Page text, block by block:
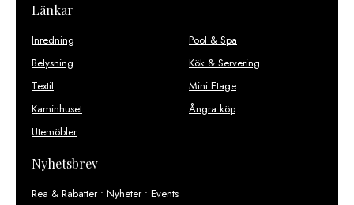
Länkar
Inredning
Belysning
Textil
Kaminhuset
Utemöbler
Pool & Spa
Kök & Servering
Mini Etage
Ångra köp
Nyhetsbrev
Rea & Rabatter • Nyheter • Events